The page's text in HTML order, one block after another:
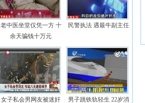
老中医坐堂仅凭一方 十
余天骗钱十万元
民警执法 遇最牛副主任
女子私会男网友被迷奸 男子跳铁轨轻生 22岁消